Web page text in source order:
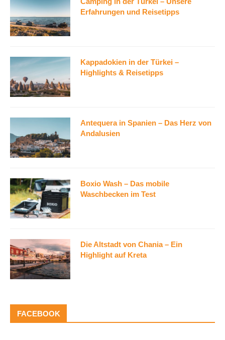
Erfahrungen und Reisetipps
Kappadokien in der Türkei –
Highlights & Reisetipps
Antequera in Spanien – Das Herz von
Andalusien
Boxio Wash – Das mobile
Waschbecken im Test
Die Altstadt von Chania – Ein
Highlight auf Kreta
FACEBOOK